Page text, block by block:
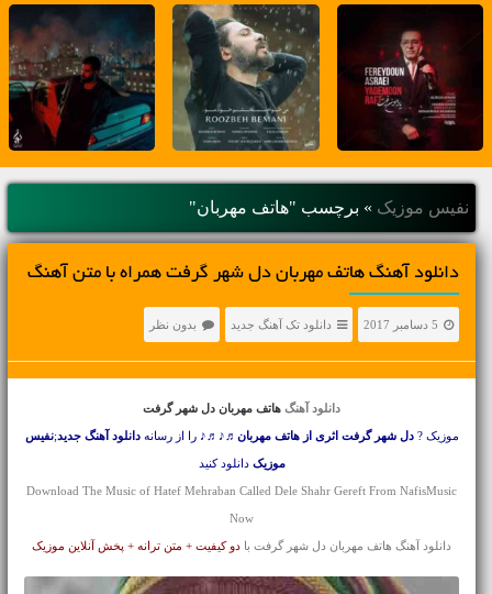
نفیس موزیک » برچسب "هاتف مهربان"
دانلود آهنگ هاتف مهربان دل شهر گرفت همراه با متن آهنگ
5 دسامبر 2017 دانلود تک آهنگ جدید بدون نظر
دانلود آهنگهاتف مهربان دل شهر گرفت
موزیک ?دل شهر گرفت اثری از هاتف مهربان ♬♪♬♪ را از رسانهدانلود آهنگ جدید;نفیس
موزیک دانلود کنید
Download The Music of Hatef Mehraban Called Dele Shahr Gereft From NafisMusic
Now
دانلود آهنگ هاتف مهربان دل شهر گرفت با دو کیفیت + متن ترانه + پخش آنلاین موزیک